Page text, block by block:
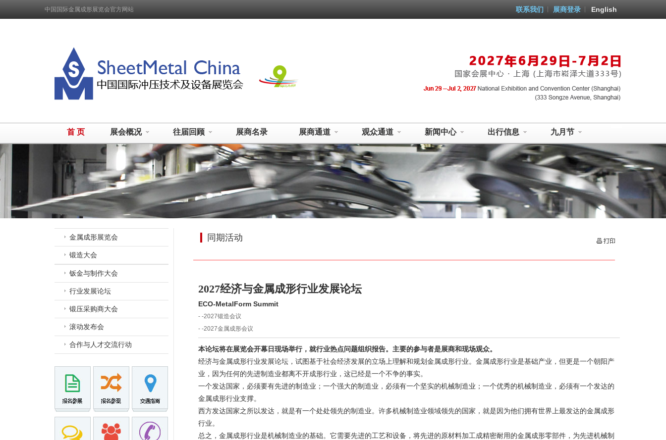
中国国际金属成形展览会官方网站 English
展商登录
联系我们
首 页 展会概况 往届回顾 展商名录 展商通道 观众通道 新闻中心 出行信息 九月节
金属成形展览会
锻造大会
钣金与制作大会
行业发展论坛
锻压采购商大会
滚动发布会
合作与人才交流行动
同期活动
2027经济与金属成形行业发展论坛
ECO-MetalForm Summit
- -2027锻造会议
- -2027金属成形会议
本论坛将在展览会开幕日现场举行，就行业热点问题组织报告。主要的参与者是展商和现场观众。
经济与金属成形行业发展论坛，试图基于社会经济发展的立场上理解和规划金属成形行业。金属成形行业是基础产业，但更是一个朝阳产
业，因为任何的先进制造业都离不开成形行业，这已经是一个不争的事实。
一个发达国家，必须要有先进的制造业；一个强大的制造业，必须有一个坚实的机械制造业；一个优秀的机械制造业，必须有一个发达的
金属成形行业支撑。
西方发达国家之所以发达，就是有一个处处领先的制造业。许多机械制造业领域领先的国家，就是因为他们拥有世界上最发达的金属成形
行业。
总之，金属成形行业是机械制造业的基础。它需要先进的工艺和设备，将先进的原材料加工成精密耐用的金属成形零部件，为先进机械制